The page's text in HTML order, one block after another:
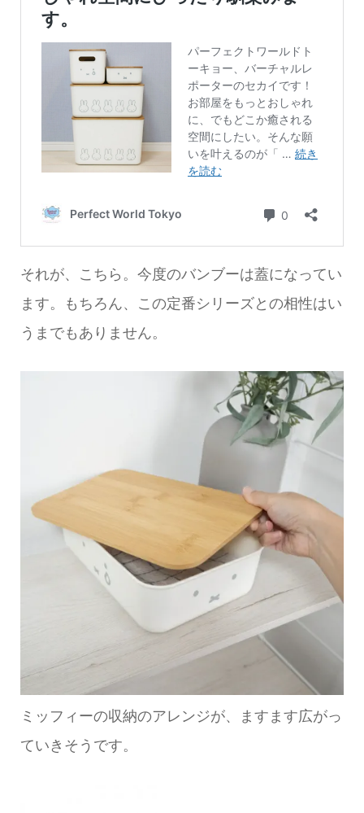
それが、こちら。今度のバンブーは蓋になってい
ます。もちろん、この定番シリーズとの相性はい
うまでもありません。
ミッフィーの収納のアレンジが、ますます広がっ
ていきそうです。